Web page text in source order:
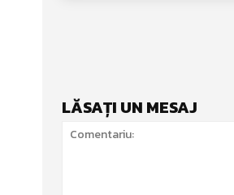
LĂSAȚI UN MESAJ